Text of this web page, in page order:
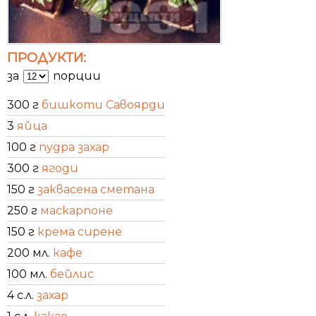
ПРОДУКТИ:
за порции
300 г бишкоти Савоярди
3 яйца
100 г пудра захар
300 г ягоди
150 г заквасена сметана
250 г маскарпоне
150 г крема сирене
200 мл. кафе
100 мл. бейлис
4 с.л. захар